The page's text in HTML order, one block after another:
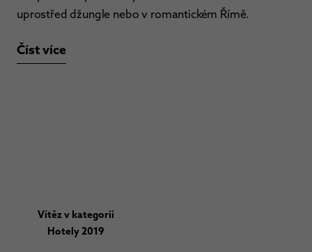
uprostřed džungle nebo v romantickém Římě.
Číst více
Vítěz v kategorii
Hotely 2019